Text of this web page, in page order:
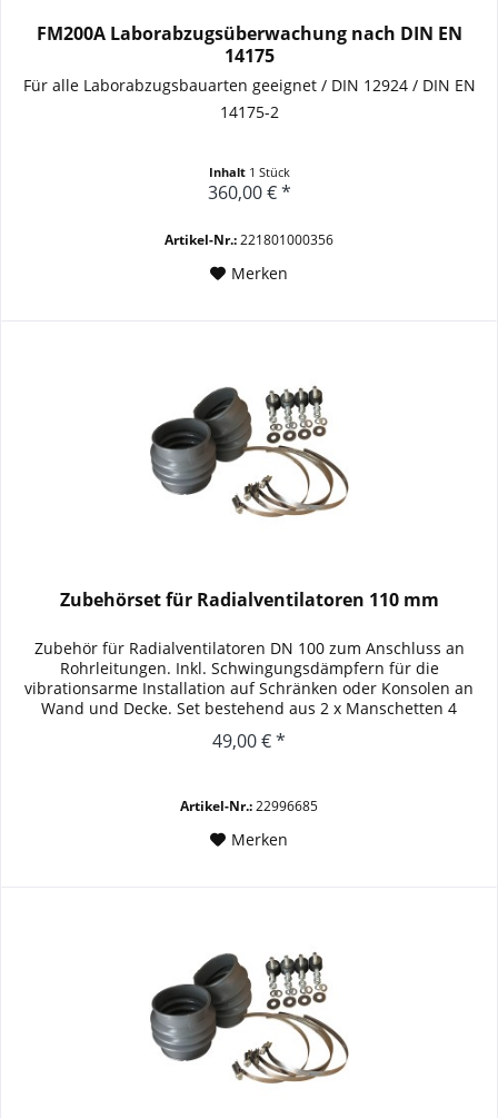
FM200A Laborabzugsüberwachung nach DIN EN
14175
Für alle Laborabzugsbauarten geeignet / DIN 12924 / DIN EN
14175-2
Inhalt 1 Stück
360,00 € *
Artikel-Nr.:221801000356
Merken
Zubehörset für Radialventilatoren 110 mm
Zubehör für Radialventilatoren DN 100 zum Anschluss an
Rohrleitungen. Inkl. Schwingungsdämpfern für die
vibrationsarme Installation auf Schränken oder Konsolen an
Wand und Decke. Set bestehend aus 2 x Manschetten 4
x Spannbändern 4 x...
49,00 € *
Artikel-Nr.:22996685
Merken